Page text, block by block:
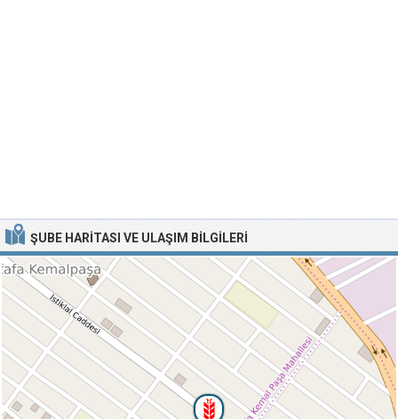
ŞUBE HARITASI VE ULAŞIM BILGILERI